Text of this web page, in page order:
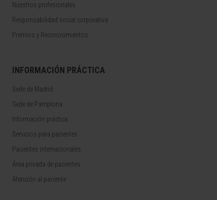
Nuestros profesionales
Responsabilidad social corporativa
Premios y Reconocimientos
INFORMACIÓN PRÁCTICA
Sede de Madrid
Sede de Pamplona
Información práctica
Servicios para pacientes
Pacientes internacionales
Área privada de pacientes
Atención al paciente